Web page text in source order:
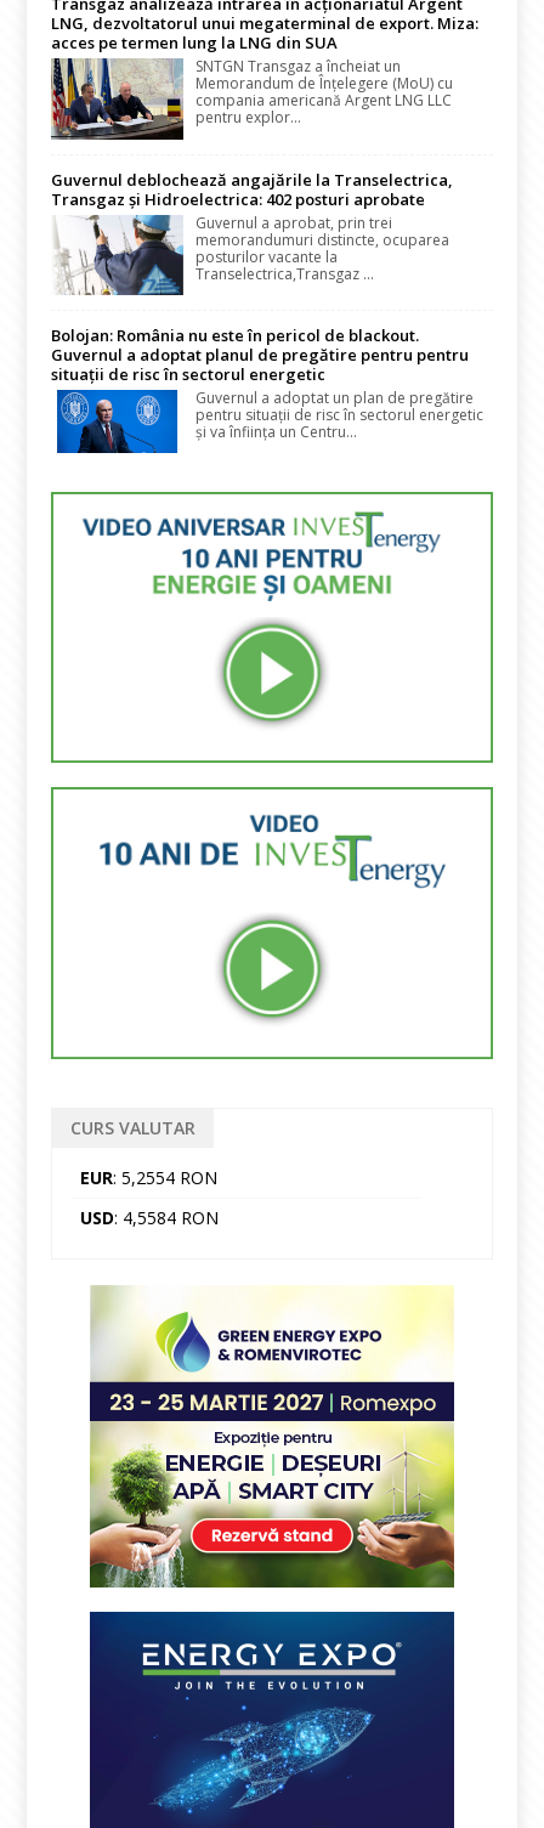
LNG, dezvoltatorul unui megaterminal de export. Miza:
acces pe termen lung la LNG din SUA
SNTGN Transgaz a încheiat un
Memorandum de Înțelegere (MoU) cu
compania americană Argent LNG LLC
pentru explor...
Guvernul deblochează angajările la Transelectrica,
Transgaz și Hidroelectrica: 402 posturi aprobate
Guvernul a aprobat, prin trei
memorandumuri distincte, ocuparea
posturilor vacante la
Transelectrica,Transgaz ...
Bolojan: România nu este în pericol de blackout.
Guvernul a adoptat planul de pregătire pentru pentru
situații de risc în sectorul energetic
Guvernul a adoptat un plan de pregătire
pentru situații de risc în sectorul energetic
și va înființa un Centru...
CURS VALUTAR
EUR: 5,2554 RON
USD: 4,5584 RON